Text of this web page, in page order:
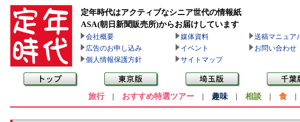
定年時代はアクティブなシニア世代の情報紙
ASA(朝日新聞販売所)からお届けしています
会社概要 媒体資料
送稿マニュア
広告のお申し込み
イベント
お問い合わせ
個人情報保護方針
サイトマップ
旅行| おすすめ特選ツアー | 趣味 | 相談 | 食 |